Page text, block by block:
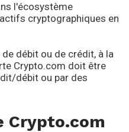
l'écosystème
cryptographiques en
débit ou de crédit, à la
Crypto.com doit être
débit ou par des
Crypto.com